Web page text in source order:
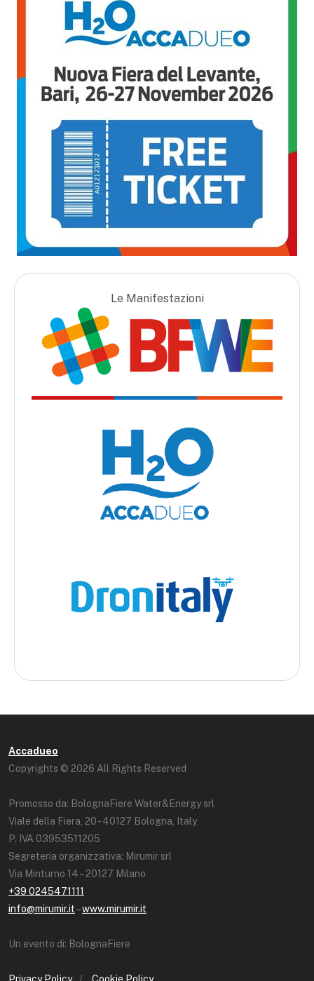
Le Manifestazioni
Accadueo
Copyrights © 2026 All Rights Reserved
Promosso da: BolognaFiere Water&Energy srl
Viale della Fiera, 20 - 40127 Bologna, Italy
P. IVA 03953511205
Segreteria organizzativa: Mirumir srl
Via Minturno 14 – 20127 Milano
+39 0245471111
info@mirumir.it–www.mirumir.it
Un evento di: BolognaFiere